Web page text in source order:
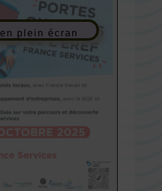
plein écran